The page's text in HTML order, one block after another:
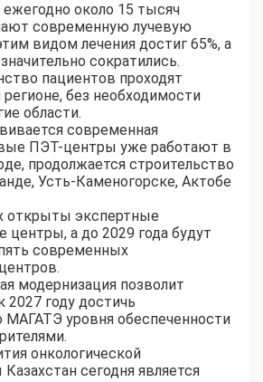
ежегодно около 15 тысяч
современную лучевую
видом лечения достиг 65%, а
сократились.
пациентов проходят
без необходимости
области.
современная
ПЭТ-центры уже работают в
продолжается строительство
Усть-Каменогорске, Актобе
открыты экспертные
центры, а до 2029 года будут
современных
модернизация позволит
2027 году достичь
МАГАТЭ уровня обеспеченности
онкологической
сегодня является